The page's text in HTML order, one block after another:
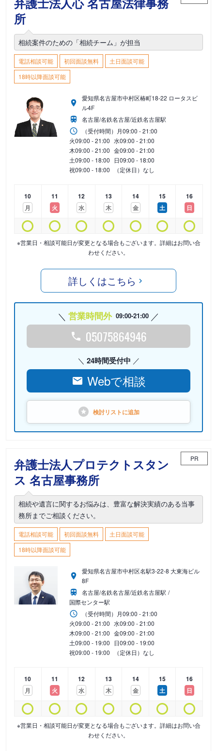
所
相続案件のための「相続チーム」が担当
電話相談可能 初回面談無料
土日面談可能
18時以降面談可能
愛知県名古屋市中村区椿町18-22 ロータスビ
ル4F
名古屋/名鉄名古屋/近鉄名古屋駅
（受付時間） 月09:00 - 21:00
火09:00 - 21:00 水09:00 - 21:00
木09:00 - 21:00 金09:00 - 21:00
土09:00 - 18:00 日09:00 - 18:00
祝09:00 - 18:00 （定休日）なし
10
月
11
火
12
水
13
木
14
金
15
土
16
日
※営業日・相談可能日が変更となる場合もございます。詳細はお問い合
わせください。
詳しくはこちら
営業時間外 09:00-21:00
05075864946
24時間受付中
Webで相談
検討リストに追加
弁護士法人プロテクトスタン
ス 名古屋事務所
PR
相続や遺言に関するお悩みは、豊富な解決実績のある当事
務所までご相談ください。
電話相談可能 初回面談無料
土日面談可能
18時以降面談可能
愛知県名古屋市中村区名駅3-22-8 大東海ビル
8F
名古屋/名鉄名古屋/近鉄名古屋駅
国際センター駅
（受付時間） 月09:00 - 21:00
火09:00 - 21:00 水09:00 - 21:00
木09:00 - 21:00 金09:00 - 21:00
土09:00 - 19:00 日09:00 - 19:00
祝09:00 - 19:00 （定休日）なし
10
月
11
火
12
水
13
木
14
金
15
土
16
日
※営業日・相談可能日が変更となる場合もございます。詳細はお問い合
わせください。